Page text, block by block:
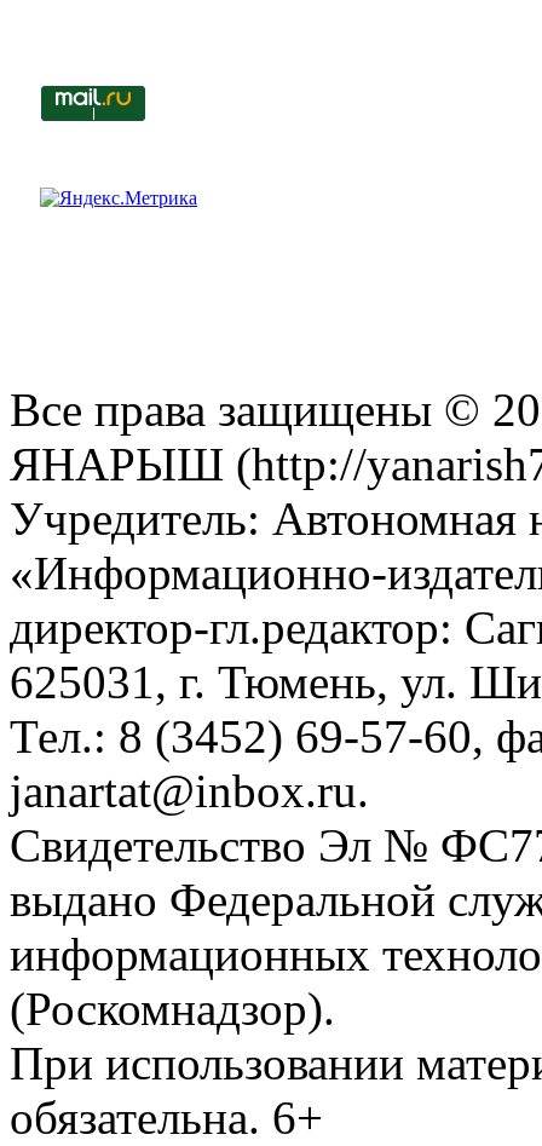
Все права защищены ©
ЯНАРЫШ (http://
Учредитель: Автономная
«Информационно-
директор-гл.редактор:
625031, г. Тюмень, ул.
Тел.: 8 (3452) 69-57-60,
janartat@inbox.ru.
Свидетельство Эл №
выдано Федеральной
информационных
(Роскомнадзор).
При использовании
обязательна. 6+